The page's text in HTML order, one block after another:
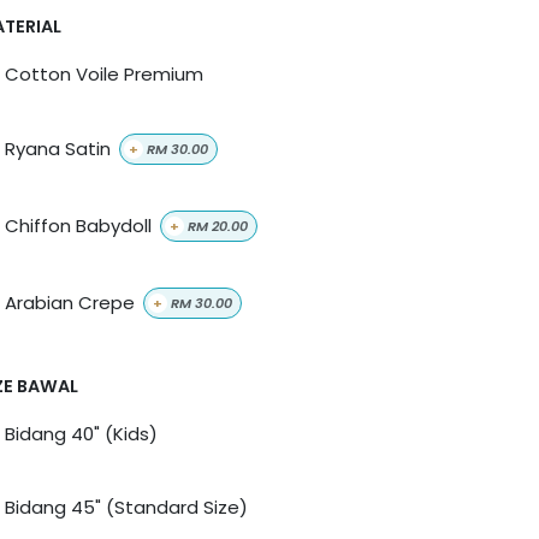
Cotton Voile Premium
Ryana Satin + RM30.00
Chiffon Babydoll + RM20.00
Arabian Crepe + RM30.00
BAWAL
Bidang 40" (Kids)
Bidang 45" (Standard Size)